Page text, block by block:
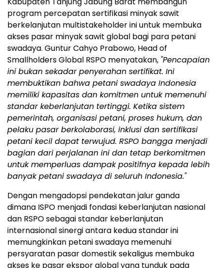
program percepatan sertifikasi minyak sawit
berkelanjutan multistakeholder ini untuk membuka
akses pasar minyak sawit global bagi para petani
swadaya. Guntur Cahyo Prabowo, Head of
Smallholders Global RSPO menyatakan, "Pencapaian
ini bukan sekadar penyerahan sertifikat. Ini
membuktikan bahwa petani swadaya Indonesia
memiliki kapasitas dan komitmen untuk memenuhi
standar keberlanjutan tertinggi. Ketika sistem
pemerintah, organisasi petani, proses hukum, dan
pelaku pasar berkolaborasi, inklusi dan sertifikasi
petani kecil dapat terwujud. RSPO bangga menjadi
bagian dari perjalanan ini dan tetap berkomitmen
untuk memperluas dampak positifnya kepada lebih
banyak petani swadaya di seluruh Indonesia."
Dengan mengadopsi pendekatan jalur ganda
dimana ISPO menjadi fondasi keberlanjutan nasional
dan RSPO sebagai standar keberlanjutan
internasional sinergi antara kedua standar ini
memungkinkan petani swadaya memenuhi
persyaratan pasar domestik sekaligus membuka
akses ke pasar ekspor global yang tunduk pada